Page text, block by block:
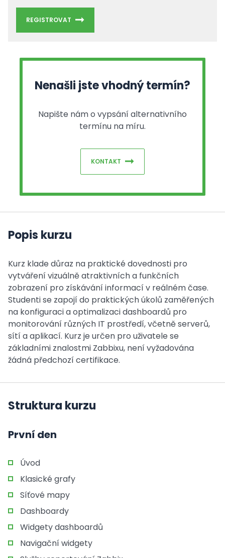
REGISTROVAT
Nenašli jste vhodný termín?
Napište nám o vypsání alternativního
termínu na míru.
KONTAKT
Popis kurzu
Kurz klade důraz na praktické dovednosti pro
vytváření vizuálně atraktivních a funkčních
zobrazení pro získávání informací v reálném čase.
Studenti se zapojí do praktických úkolů zaměřených
na konfiguraci a optimalizaci dashboardů pro
monitorování různých IT prostředí, včetně serverů,
sítí a aplikací. Kurz je určen pro uživatele se
základními znalostmi Zabbixu, není vyžadována
žádná předchozí certifikace.
Struktura kurzu
První den
Úvod
Klasické grafy
Síťové mapy
Dashboardy
Widgety dashboardů
Navigační widgety